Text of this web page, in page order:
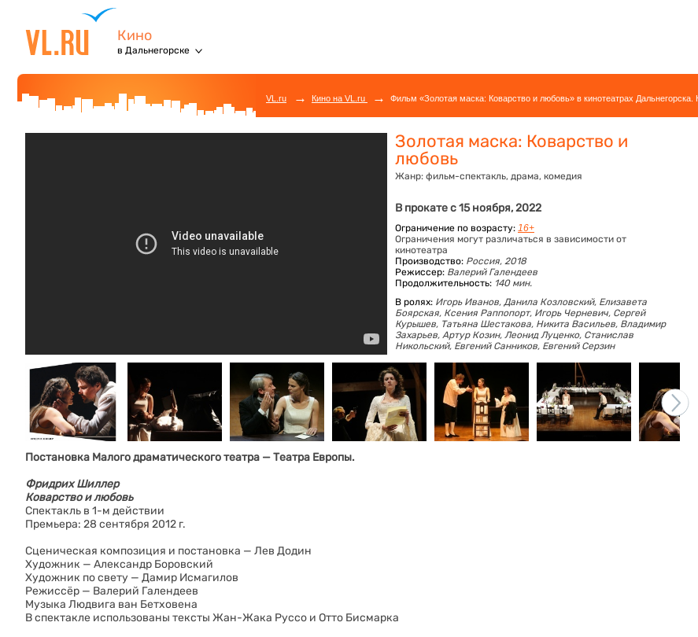
Кино
в Дальнегорске
VL.ru → Кино на VL.ru → Фильм «Золотая маска: Коварство и любовь» в кинотеатрах Дальнегорска.
Золотая маска: Коварство и
любовь
Жанр: фильм-спектакль, драма, комедия
В прокате с 15 ноября, 2022
Ограничение по возрасту: 16+
Ограничения могут различаться в зависимости от
кинотеатра
Производство: Россия, 2018
Режиссер: Валерий Галендеев
Продолжительность: 140 мин.
В ролях: Игорь Иванов, Данила Козловский, Елизавета
Боярская, Ксения Раппопорт, Игорь Черневич, Сергей
Курышев, Татьяна Шестакова, Никита Васильев, Владимир
Захарьев, Артур Козин, Леонид Луценко, Станислав
Никольский, Евгений Санников, Евгений Серзин
Постановка Малого драматического театра — Театра Европы.
Фридрих Шиллер
Коварство и любовь
Спектакль в 1-м действии
Премьера: 28 сентября 2012 г.
Сценическая композиция и постановка — Лев Додин
Художник — Александр Боровский
Художник по свету — Дамир Исмагилов
Режиссёр — Валерий Галендеев
Музыка Людвига ван Бетховена
В спектакле использованы тексты Жан-Жака Руссо и Отто Бисмарка